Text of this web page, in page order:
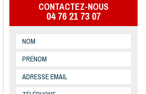
CONTACTEZ-NOUS
04 76 21 73 07